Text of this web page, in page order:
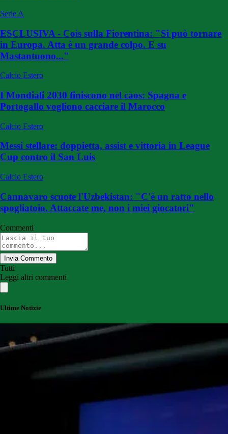
Serie A
ESCLUSIVA - Cois sulla Fiorentina: "Si può tornare
in Europa. Atta è un grande colpo. E su
Mastantuono..."
Calcio Estero
I Mondiali 2030 finiscono nel caos: Spagna e
Portogallo vogliono cacciare il Marocco
Calcio Estero
Messi stellare: doppietta, assist e vittoria in League
Cup contro il San Luis
Calcio Estero
Cannavaro scuote l'Uzbekistan: "C'è un ratto nello
spogliatoio. Attaccate me, non i miei giocatori"
Commenti
Invia Commento
Tutti
Leggi altri commenti
Ultime Notizie